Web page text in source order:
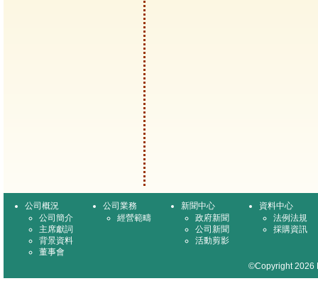
公司概況
公司簡介
主席獻詞
背景資料
董事會
公司業務
經營範疇
新聞中心
政府新聞
公司新聞
活動剪影
資料中心
法例法規
採購資訊
©Copyright 2026